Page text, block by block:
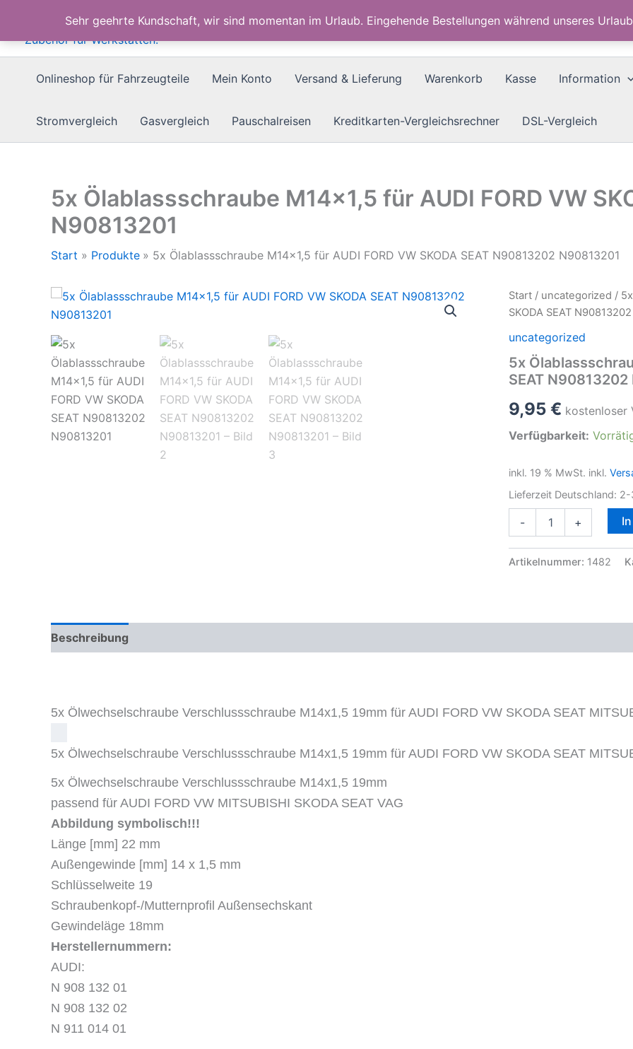
Sehr geehrte Kundschaft, wir sind momentan im Urlaub. Eingehende Bestellungen während unseres
springen
Onlineshop für Fahrzeugteile Mein Konto Versand & Lieferung Warenkorb Kasse Information
Stromvergleich Gasvergleich Pauschalreisen Kreditkarten-Vergleichsrechner DSL-Vergleich
5x Ölablassschraube M14x1,5 für AUDI FORD VW
N90813201
Start Produkte 5x Ölablassschraube M14x1,5 für AUDI FORD VW SKODA SEAT N90813202 N90813201
Start / uncategorized /
SKODA SEAT
uncategorized
5x
SEAT N90813202
9,95 € kostenloser
Verfügbarkeit:
inkl. 19 % MwSt. inkl.
Lieferzeit Deutschland: 2-
-
Ölablassschraube
für
N90813201
+
Artikelnummer: 1482
Beschreibung
5x Ölwechselschraube Verschlussschraube M14x1,5 19mm für AUDI FORD VW SKODA SEAT
5x Ölwechselschraube Verschlussschraube M14x1,5 19mm für AUDI FORD VW SKODA SEAT
5x Ölwechselschraube Verschlussschraube M14x1,5 19mm
passend für AUDI FORD VW MITSUBISHI SKODA SEAT VAG
Abbildung symbolisch!!!
Länge [mm] 22 mm
Außengewinde [mm] 14 x 1,5 mm
Schlüsselweite 19
Schraubenkopf-/Mutternprofil Außensechskant
Gewindeläge 18mm
Herstellernummern:
AUDI:
N 908 132 01
N 908 132 02
N 911 014 01